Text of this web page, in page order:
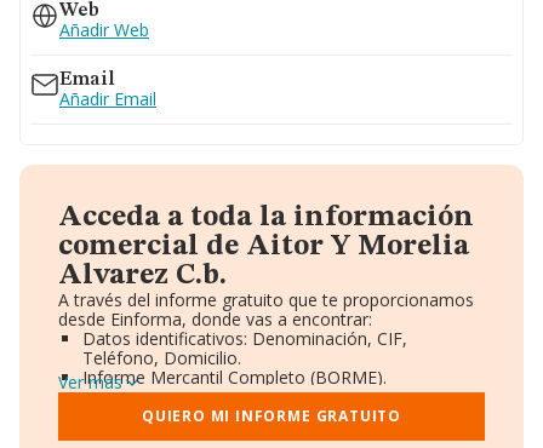
Web
Añadir Web
Email
Añadir Email
Acceda a toda la información
comercial de Aitor Y Morelia
Alvarez C.b.
A través del informe gratuito que te proporcionamos
desde Einforma, donde vas a encontrar:
Datos identificativos: Denominación, CIF,
Teléfono, Domicilio.
Informe Mercantil Completo (BORME).
Gráficos de Evolución Ventas y Empleados.
Consejo de Administración y Administradores.
Directivos y Ejecutivos.
Ver más
QUIERO MI INFORME GRATUITO